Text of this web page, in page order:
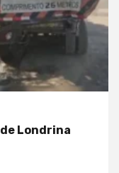
Londrina